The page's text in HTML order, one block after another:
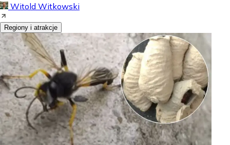
Witold Witkowski
Regiony i atrakcje